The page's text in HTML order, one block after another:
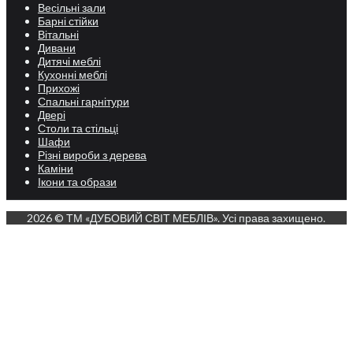
Весільні зали
Барні стійки
Вітальні
Дивани
Дитячі меблі
Кухонні меблі
Прихожі
Спальні гарнітури
Двері
Столи та стільці
Шафи
Різні вироби з дерева
Каміни
Ікони та образи
2026 © ТМ «ДУБОВИЙ СВІТ МЕБЛІВ». Усі права захищено.